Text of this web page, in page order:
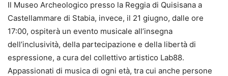
Il Museo Archeologico presso la Reggia di Quisisana a
Castellammare di Stabia, invece, il 21 giugno, dalle ore
17:00, ospiterà un evento musicale all’insegna
dell’inclusività, della partecipazione e della libertà di
espressione, a cura del collettivo artistico Lab88.
Appassionati di musica di ogni età, tra cui anche persone